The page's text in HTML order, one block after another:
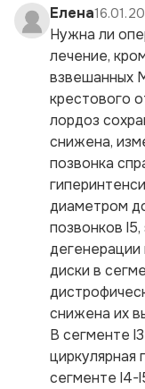
Елена
Нужна ли
лечение,
взвешанных
крестового
лордоз
снижена,
позвонка
диаметром
позвонков
диски в
снижена их
В сегменте
циркулярная
сегменте l4-